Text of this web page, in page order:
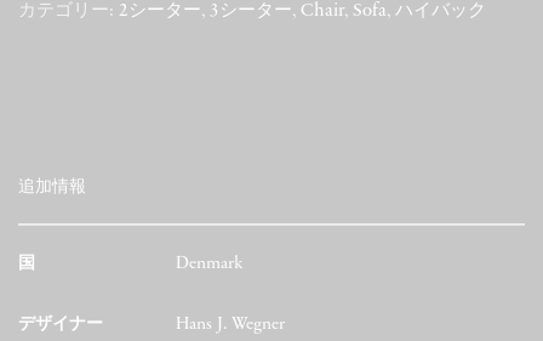
カテゴリー: 2シーター, 3シーター, Chair, Sofa, ハイバック
追加情報
国 Denmark
デザイナー Hans J. Wegner